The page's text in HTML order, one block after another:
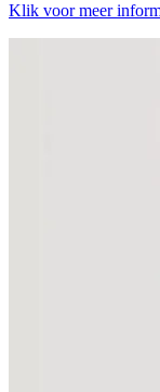
Klik voor meer